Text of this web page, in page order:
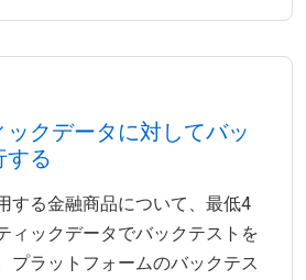
クデータに対してバッ
する
する金融商品について、最低4
ィックデータでバックテストを
プラットフォームのバックテス